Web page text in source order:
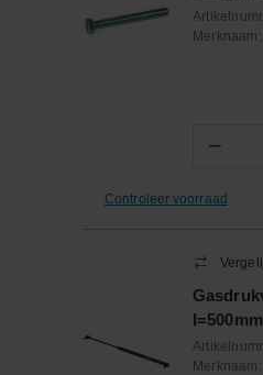
DIN84
Merknaam:
−
Controleer voorraad
Merknaam: